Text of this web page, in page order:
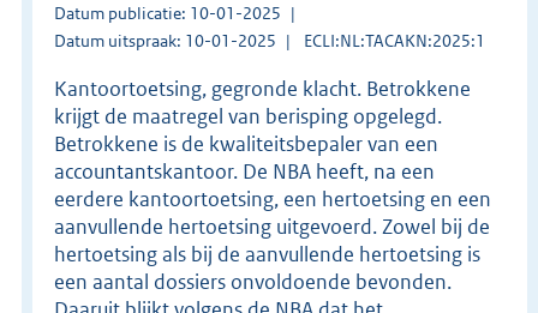
Datum publicatie: 10-01-2025
Datum uitspraak: 10-01-2025
ECLI:NL:TACAKN:2025:1
Kantoortoetsing, gegronde klacht. Betrokkene
krijgt de maatregel van berisping opgelegd.
Betrokkene is de kwaliteitsbepaler van een
accountantskantoor. De NBA heeft, na een
eerdere kantoortoetsing, een hertoetsing en een
aanvullende hertoetsing uitgevoerd. Zowel bij de
hertoetsing als bij de aanvullende hertoetsing is
een aantal dossiers onvoldoende bevonden.